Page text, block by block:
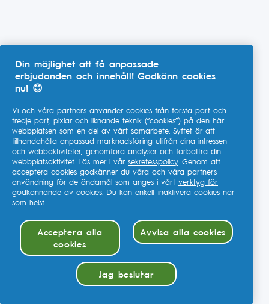
Din möjlighet att få anpassade
erbjudanden och innehåll! Godkänn cookies
nu! 😊
Vi och våra partners använder cookies från första part och
tredje part, pixlar och liknande teknik (”cookies”) på den här
webbplatsen som en del av vårt samarbete. Syftet är att
tillhandahålla anpassad marknadsföring utifrån dina intressen
och webbaktiviteter, genomföra analyser och förbättra din
webbplatsaktivitet. Läs mer i vår sekretesspolicy. Genom att
acceptera cookies godkänner du våra och våra partners
användning för de ändamål som anges i vårt verktyg för
godkännande av cookies. Du kan enkelt inaktivera cookies när
som helst.
Acceptera alla
cookies
Avvisa alla cookies
Jag beslutar